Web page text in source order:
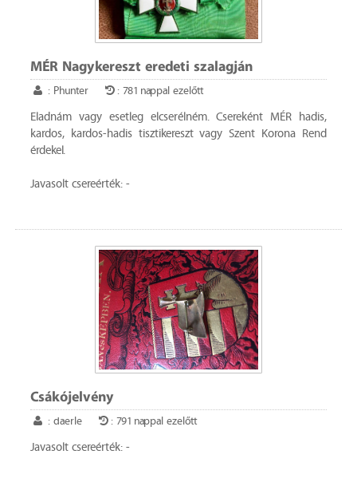
MÉR Nagykereszt eredeti szalagján
: Phunter : 781 nappal ezelőtt
Eladnám vagy esetleg elcserélném. Csereként MÉR hadis,
kardos, kardos-hadis tisztikereszt vagy Szent Korona Rend
érdekel.
Javasolt csereérték: -
Csákójelvény
: daerle : 791 nappal ezelőtt
Javasolt csereérték: -